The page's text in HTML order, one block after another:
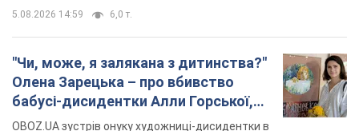
5.08.2026 14:59 6,0 т.
"Чи, може, я залякана з дитинства?"
Олена Зарецька – про вбивство
бабусі-дисидентки Алли Горської,
критику Дмитра Стуса та втечу в
OBOZ.UA зустрів онуку художниці-дисидентки в